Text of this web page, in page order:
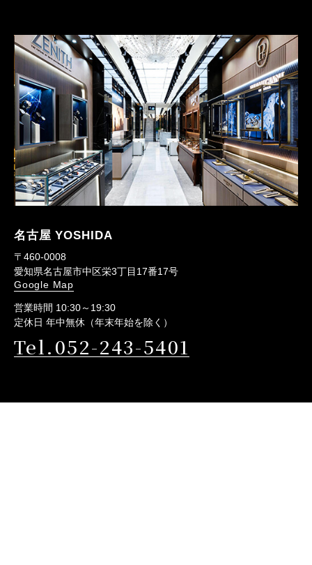
名古屋 YOSHIDA
〒460-0008
愛知県名古屋市中区栄3丁目17番17号
Google Map
営業時間 10:30～19:30
定休日 年中無休（年末年始を除く）
Tel.052-243-5401